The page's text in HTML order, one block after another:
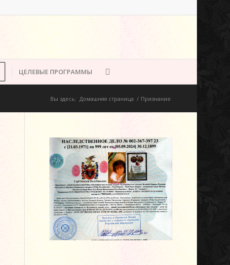
ЦЕЛЕВЫЕ ПРОГРАММЫ
Вы здесь: Домашняя страница / Признание